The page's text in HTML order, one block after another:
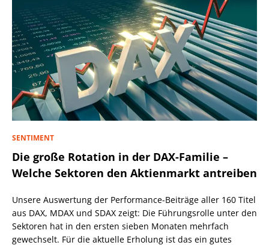
SENTIMENT
Die große Rotation in der DAX-Familie –
Welche Sektoren den Aktienmarkt antreiben
Unsere Auswertung der Performance-Beiträge aller 160 Titel
aus DAX, MDAX und SDAX zeigt: Die Führungsrolle unter den
Sektoren hat in den ersten sieben Monaten mehrfach
gewechselt. Für die aktuelle Erholung ist das ein gutes